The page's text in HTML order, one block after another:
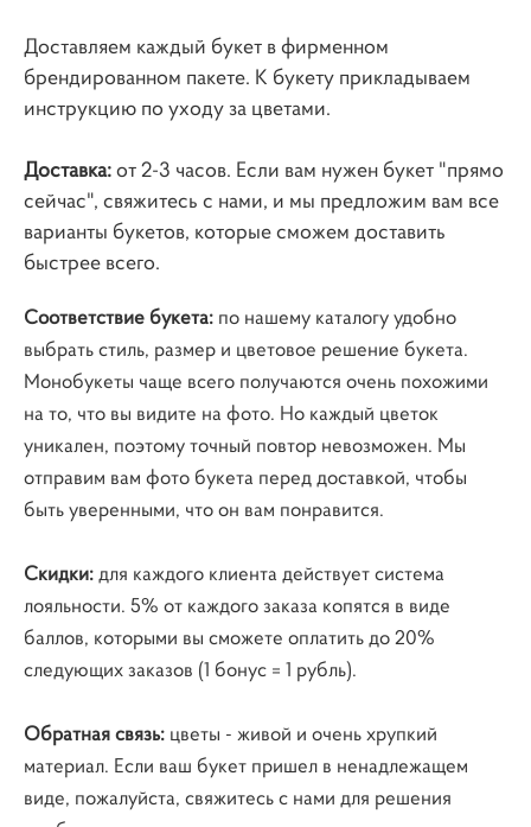
Доставляем каждый букет в фирменном
брендированном пакете. К букету прикладываем
инструкцию по уходу за цветами.
Доставка:от 2-3 часов. Если вам нужен букет "прямо
сейчас", свяжитесь с нами, и мы предложим вам все
варианты букетов, которые сможем доставить
быстрее всего.
Соответствие букета: по нашему каталогу удобно
выбрать стиль, размер и цветовое решение букета.
Монобукеты чаще всего получаются очень похожими
на то, что вы видите на фото. Но каждый цветок
уникален, поэтому точный повтор невозможен. Мы
отправим вам фото букета перед доставкой, чтобы
быть уверенными, что он вам понравится.
Скидки:для каждого клиента действует система
лояльности. 5% от каждого заказа копятся в виде
баллов, которыми вы сможете оплатить до 20%
следующих заказов (1 бонус = 1 рубль).
Обратная связь: цветы - живой и очень хрупкий
материал. Если ваш букет пришел в ненадлежащем
виде, пожалуйста, свяжитесь с нами для решения